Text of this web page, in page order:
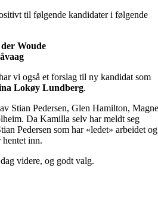
til følgende kandidater i følgende
Woude
vi også et forslag til ny kandidat som
Lokøy Lundberg.
Stian Pedersen, Glen Hamilton, Magne
Da Kamilla selv har meldt seg
Pedersen som har «ledet» arbeidet og
inn.
videre, og godt valg.